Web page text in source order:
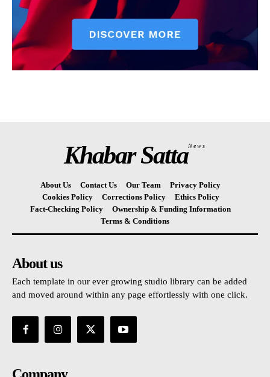
Khabar SattaNews
About Us Contact Us Our Team
Privacy Policy
Cookies Policy
Corrections Policy
Ethics Policy
Fact-Checking Policy
Ownership & Funding Information
Terms & Conditions
About us
Each template in our ever growing studio library can be added
and moved around within any page effortlessly with one click.